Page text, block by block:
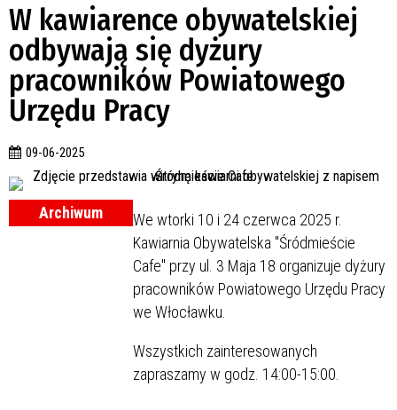
W kawiarence obywatelskiej
odbywają się dyżury
pracowników Powiatowego
Urzędu Pracy
09-06-2025
Archiwum
We wtorki 10 i 24 czerwca 2025 r.
Kawiarnia Obywatelska "Śródmieście
Cafe" przy ul. 3 Maja 18 organizuje dyżury
pracowników Powiatowego Urzędu Pracy
we Włocławku.
Wszystkich zainteresowanych
zapraszamy w godz. 14:00-15:00.